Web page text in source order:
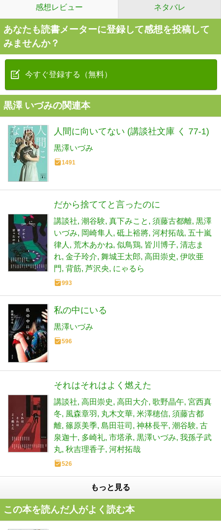
感想レビュー ネタバレ
あなたも読書メーターに登録して感想を投稿して
みませんか？
今すぐ登録する（無料）
黒澤 いづみの関連本
人間に向いてない (講談社文庫 く 77-1)
黒澤いづみ
1491
だから捨ててと言ったのに
講談社 潮谷験 真下みこと 須藤古都離 黒澤
いづみ
岡崎隼人 砥上裕將 河村拓哉 五十嵐
律人
荒木あかね 似鳥鶏 皆川博子 清志ま
れ 金子玲介 舞城王太郎 高田崇史 伊吹亜
門 背筋 芦沢央 にゃるら
993
私の中にいる
黒澤いづみ
596
それはそれはよく燃えた
講談社 高田崇史 高田大介 歌野晶午 宮西真
冬
風森章羽 丸木文華 米澤穂信 須藤古都
離 篠原美季 島田荘司 神林長平 潮谷験 古
泉迦十 多崎礼 市塔承 黒澤いづみ 我孫子武
丸 秋吉理香子 河村拓哉
526
もっと見る
この本を読んだ人がよく読む本